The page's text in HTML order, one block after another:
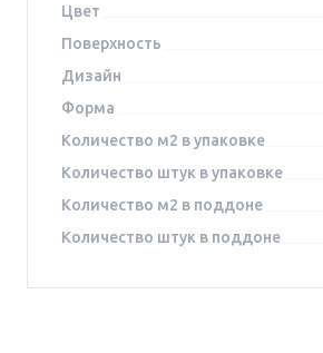
Цвет
Поверхность
Дизайн
Форма
Количество м2 в упаковке
Количество штук в упаковке
Количество м2 в поддоне
Количество штук в поддоне